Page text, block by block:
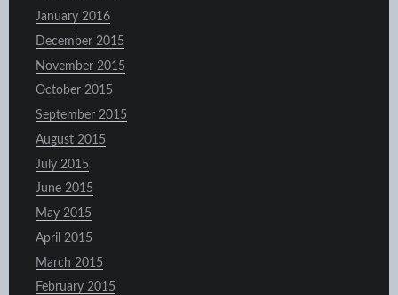
January 2016
December 2015
November 2015
October 2015
September 2015
August 2015
July 2015
June 2015
May 2015
April 2015
March 2015
February 2015